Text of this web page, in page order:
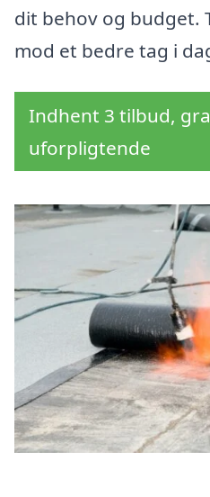
dit behov og budget.
mod et bedre tag i
Indhent 3 tilbud,
uforpligtende